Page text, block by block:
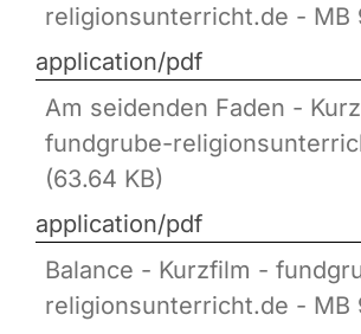
religionsunterricht.de - MB
application/pdf
Am seidenden Faden -
fundgrube-
(63.64 KB)
application/pdf
Balance - Kurzfilm -
religionsunterricht.de - MB